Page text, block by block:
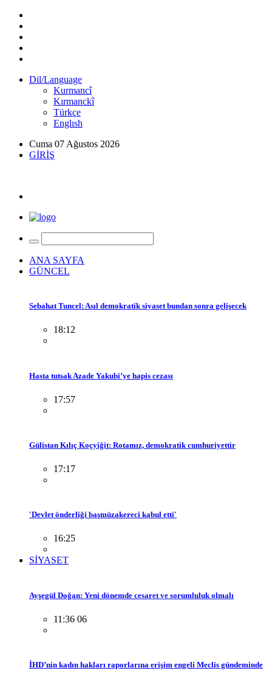
Dil/Language
Kurmancî
Kırmanckî
Türkçe
Englısh
Cuma 07 Ağustos 2026
GİRİŞ
ANA SAYFA
GÜNCEL
Sebahat Tuncel: Asıl demokratik siyaset bundan sonra gelişecek
18:12
Hasta tutsak Azade Yakubi’ye hapis cezası
17:57
Gülistan Kılıç Koçyiğit: Rotamız, demokratik cumhuriyettir
17:17
'Devlet önderliği başmüzakereci kabul etti'
16:25
SİYASET
Ayşegül Doğan: Yeni dönemde cesaret ve sorumluluk olmalı
11:36 06
İHD’nin kadın hakları raporlarına erişim engeli Meclis gündeminde